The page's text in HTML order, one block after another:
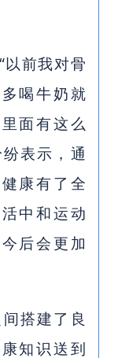
前我对骨
喝牛奶就
面有这么
表示，通
康有了全
中和运动
后会更加
搭建了良
知识送到